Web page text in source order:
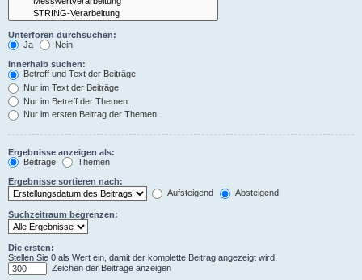
Unterforen durchsuchen:
Ja
Nein
Innerhalb suchen:
Betreff und Text der Beiträge
Nur im Text der Beiträge
Nur im Betreff der Themen
Nur im ersten Beitrag der Themen
Ergebnisse anzeigen als:
Beiträge
Themen
Ergebnisse sortieren nach:
Aufsteigend
Absteigend
Suchzeitraum begrenzen:
Die ersten:
Stellen Sie 0 als Wert ein, damit der komplette Beitrag angezeigt wird.
Zeichen der Beiträge anzeigen